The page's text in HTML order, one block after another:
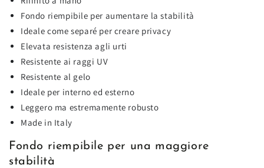
Fondo riempibile per aumentare la stabilità
Ideale come separé per creare privacy
Elevata resistenza agli urti
Resistente ai raggi UV
Resistente al gelo
Ideale per interno ed esterno
Leggero ma estremamente robusto
Made in Italy
Fondo riempibile per una maggiore
stabilità